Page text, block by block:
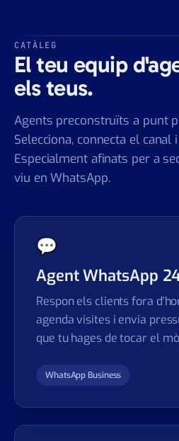
CATÀLEG
El teu equip
els teus.
Agents preconstruïts a punt
Selecciona, connecta el canal
Especialment afinats per a
viu en WhatsApp.
💬
Agent WhatsApp
Respon els clients fora
agenda visites i envia
que tu hages de tocar el
WhatsApp Business